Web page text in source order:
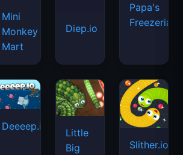
Mini
Monkey
Mart
Diep.io
Papa's
Freezeria
Deeeep.io
Little
Big
Slither.io